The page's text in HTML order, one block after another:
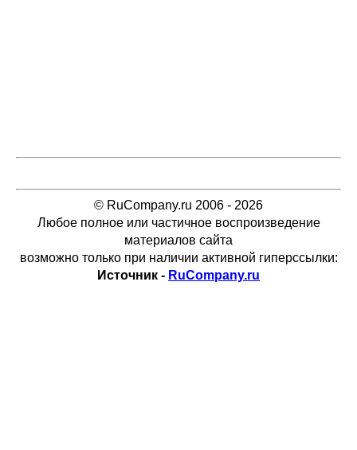
© RuCompany.ru 2006 - 2026
Любое полное или частичное воспроизведение
материалов сайта
возможно только при наличии активной гиперссылки:
Источник - RuCompany.ru